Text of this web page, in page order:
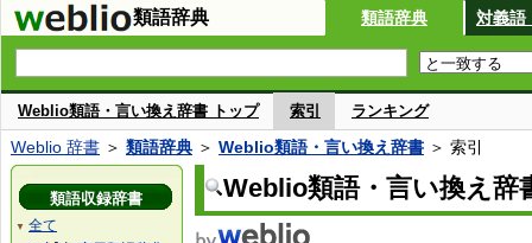
類語辞典 類語辞典 対義語
Weblio類語・言い換え辞書 トップ 索引 ランキング
Weblio 辞書 ＞ 類語辞典 ＞ Weblio類語・言い換え辞書 ＞ 索引
Weblio類語・言い換え辞
類語収録辞書
▼ 全て